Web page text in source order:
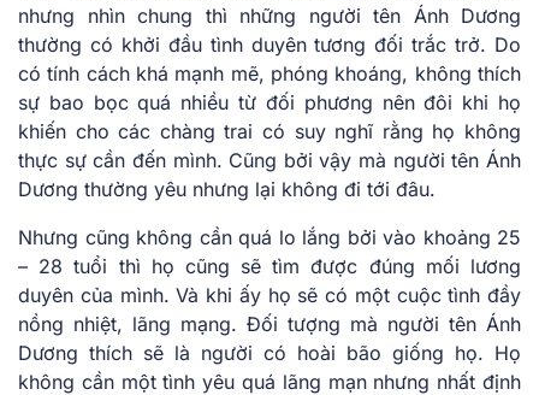
nhưng nhìn chung thì những người tên Ánh Dương
thường có khởi đầu tình duyên tương đối trắc trở. Do
có tính cách khá mạnh mẽ, phóng khoáng, không thích
sự bao bọc quá nhiều từ đối phương nên đôi khi họ
khiến cho các chàng trai có suy nghĩ rằng họ không
thực sự cần đến mình. Cũng bởi vậy mà người tên Ánh
Dương thường yêu nhưng lại không đi tới đâu.
Nhưng cũng không cần quá lo lắng bởi vào khoảng 25
– 28 tuổi thì họ cũng sẽ tìm được đúng mối lương
duyên của mình. Và khi ấy họ sẽ có một cuộc tình đầy
nồng nhiệt, lãng mạng. Đối tượng mà người tên Ánh
Dương thích sẽ là người có hoài bão giống họ. Họ
không cần một tình yêu quá lãng mạn nhưng nhất định